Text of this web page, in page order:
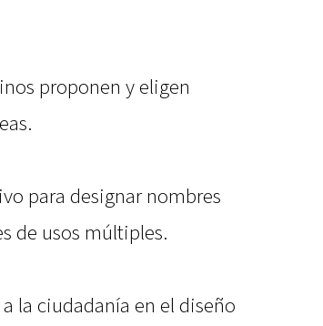
proponen y eligen
para designar nombres
de usos múltiples.
la ciudadanía en el diseño